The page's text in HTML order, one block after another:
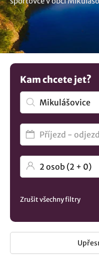
ubytovacích zařízení,
pobyty, soustředění a
hotelů s vlastní
penziony s bazénem
vlastním fotbalovým
Prozkoumejte další tipy na
Mikulášovice..
Kam chcete jet?
Zrušit všechny filtry